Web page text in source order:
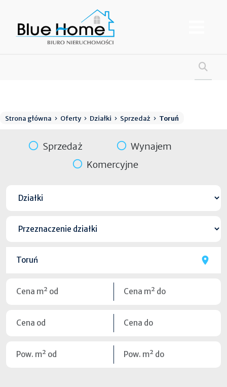
Strona główna Oferty Działki Sprzedaż Toruń
Sprzedaż
Wynajem
Komercyjne